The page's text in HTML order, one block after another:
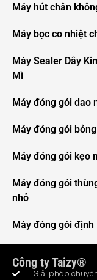
Máy hút chân
Máy bọc co nhiệt
Máy Sealer Dây
Mì
Máy đóng gói dao
Máy đóng gói
Máy đóng gói kẹo
Máy đóng gói
nhỏ
Máy đóng gói
Công ty Taizy®
Giải pháp